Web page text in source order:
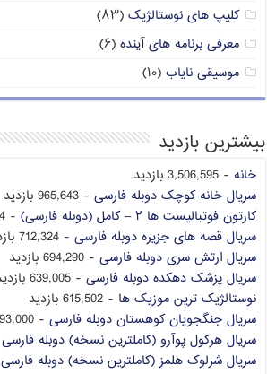
کلیپ های نوستالژیک (۸۳)
معرفی برنامه های آینده (۶)
موسیقی نایاب (۱۰)
بیشترین بازدید
خانه - 3,506,595 بازدید
سریال خانه کوچک دوبله فارسی - 965,643 بازدید
کارتون فوتبالیست ها ۲ – کامل (دوبله فارسی)
- 834,604 بازدید
سریال قصه های جزیره دوبله فارسی - 712,324 بازدید
سریال ارتش سری دوبله فارسی - 694,290 بازدید
سریال پزشک دهکده دوبله فارسی - 639,005 بازدید
نوستالژیک ترین موزیک ها - 615,502 بازدید
سریال جنگجویان کوهستان دوبله فارسی - 593,000 بازدید
سریال هرکول پوآرو (کاملترین نسخه) دوبله فارسی
سریال شرلوک هلمز (کاملترین نسخه) دوبله فارسی